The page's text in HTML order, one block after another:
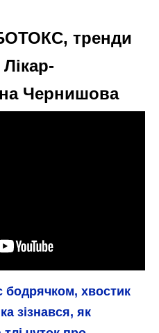
тренди
Чернишова
бодрячком, хвостик
зізнався, як